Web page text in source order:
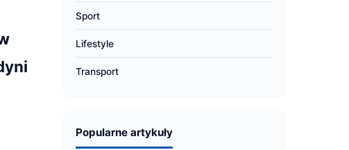
Sport
Lifestyle
Transport
Popularne artykuły